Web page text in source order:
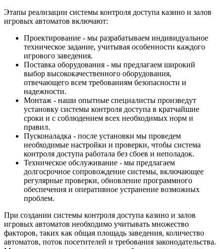
Этапы реализации системы контроля доступа казино и залов
игровых автоматов включают:
Проектирование - мы разрабатываем индивидуальное
техническое задание, учитывая особенности каждого
игрового заведения.
Поставка оборудования - мы предлагаем широкий
выбор высококачественного оборудования,
отвечающего всем требованиям безопасности и
надежности.
Монтаж - наши опытные специалисты произведут
установку системы контроля доступа в кратчайшие
сроки и с соблюдением всех необходимых норм и
правил.
Пусконаладка - после установки мы проведем
необходимые настройки и проверки, чтобы система
контроля доступа работала без сбоев и неполадок.
Техническое обслуживание - мы предлагаем
долгосрочное сопровождение системы, включающее
регулярные проверки, обновление программного
обеспечения и оперативное устранение возможных
проблем.
При создании системы контроля доступа казино и залов
игровых автоматов необходимо учитывать множество
факторов, таких как общая площадь заведения, количество
автоматов, поток посетителей и требования законодательства.